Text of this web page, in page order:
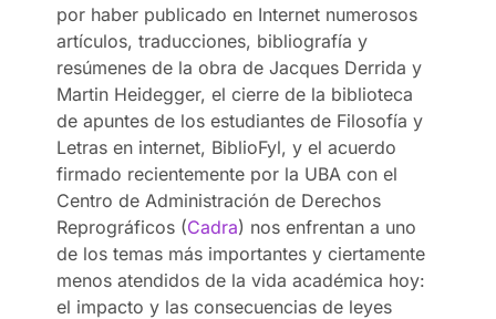
por haber publicado en Internet numerosos
artículos, traducciones, bibliografía y
resúmenes de la obra de Jacques Derrida y
Martin Heidegger, el cierre de la biblioteca
de apuntes de los estudiantes de Filosofía y
Letras en internet, BiblioFyl, y el acuerdo
firmado recientemente por la UBA con el
Centro de Administración de Derechos
Reprográficos (Cadra) nos enfrentan a uno
de los temas más importantes y ciertamente
menos atendidos de la vida académica hoy:
el impacto y las consecuencias de leyes